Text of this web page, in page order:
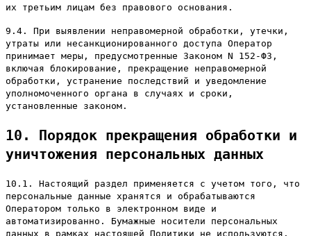
их третьим лицам без правового основания.
9.4. При выявлении неправомерной обработки, утечки,
утраты или несанкционированного доступа Оператор
принимает меры, предусмотренные Законом N 152-ФЗ,
включая блокирование, прекращение неправомерной
обработки, устранение последствий и уведомление
уполномоченного органа в случаях и сроки,
установленные законом.
10. Порядок прекращения обработки и
уничтожения персональных данных
10.1. Настоящий раздел применяется с учетом того, что
персональные данные хранятся и обрабатываются
Оператором только в электронном виде и
автоматизированно. Бумажные носители персональных
данных в рамках настоящей Политики не используются.